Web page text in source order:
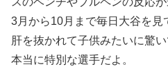
3月から10月まで毎日大谷を
肝を抜かれて子供みたいに驚い
本当に特別な選手だよ。